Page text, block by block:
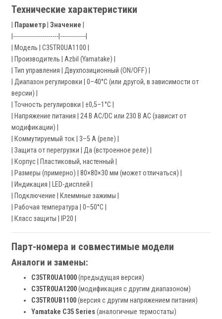
Технические характеристики
Параметр Значение
|-----------------------|-------------|
| Модель | C35TR0UA1100 |
| Производитель | Azbil (Yamatake) |
| Тип управления | Двухпозиционный (ON/OFF) |
| Диапазон регулировки | 0–40°C (или другой, в зависимости от
версии) |
| Точность регулировки | ±0,5–1°C |
| Напряжение питания | 24 В AC/DC или 230 В AC (зависит от
модификации) |
| Коммутируемый ток | 3–5 А (реле) |
| Защита от перегрузки | Да (встроенное реле) |
| Корпус | Пластиковый, настенный |
| Размеры (примерно) | 80×80×30 мм (может отличаться) |
| Индикация | LED-дисплей |
| Подключение | Клеммные зажимы |
| Рабочая температура | 0–50°C |
| Класс защиты | IP20 |
Парт-номера и совместимые модели
Аналоги и замены:
C35TR0UA1000(предыдущая версия)
C35TR0UA1200(модификация с другим диапазоном)
C35TR0UB1100(версия с другим напряжением питания)
Yamatake C35 Series(аналогичные термостаты)